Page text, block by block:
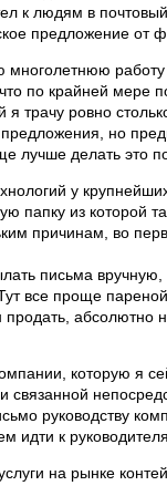
к людям в
предложение от
по крайней мере
ровно
но
лучше делать это
у
папку из которой
причинам, во
письма
все проще
абсолютно
которую я
связанной
руководству
идти к
на рынке